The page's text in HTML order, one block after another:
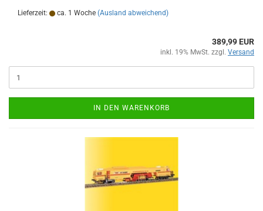
Lieferzeit: ca. 1 Woche (Ausland abweichend)
389,99 EUR
inkl. 19% MwSt. zzgl. Versand
IN DEN WARENKORB